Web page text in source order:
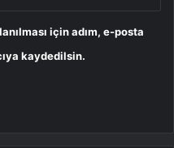
için adım, e-posta
kaydedilsin.